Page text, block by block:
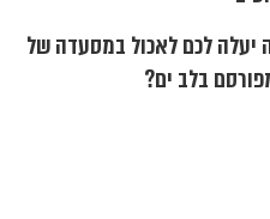
יעלה לכם לאכול במסעדה של
בלב ים?